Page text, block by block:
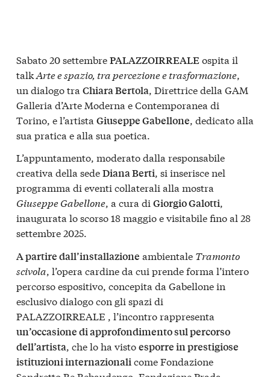
Sabato 20 settembrePALAZZOIRREALEospita il
talkArte e spazio, tra percezione e trasformazione,
un dialogo tra Chiara Bertola, Direttrice della GAM
Galleria d’Arte Moderna e Contemporanea di
Torino, e l’artista Giuseppe Gabellone, dedicato alla
sua pratica e alla sua poetica.
L’appuntamento, moderato dalla responsabile
creativa della sedeDiana Berti, si inserisce nel
programma di eventi collaterali alla mostra
Giuseppe Gabellone, a cura di Giorgio Galotti,
inaugurata lo scorso 18 maggio e visitabile fino al 28
settembre 2025.
A partire dall’installazione ambientale Tramonto
scivola, l’opera cardine da cui prende forma l’intero
percorso espositivo, concepita da Gabellone in
esclusivo dialogo con gli spazi di
PALAZZOIRREALE , l’incontro rappresenta
un’occasione di approfondimento sul percorso
dell’artista, che lo ha vistoesporre in prestigiose
istituzioni internazionalicome Fondazione